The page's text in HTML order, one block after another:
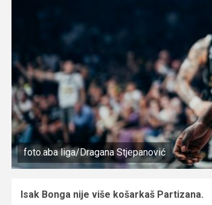
foto.aba liga/Dragana Stjepanović
Isak Bonga nije više košarkaš Partizana.